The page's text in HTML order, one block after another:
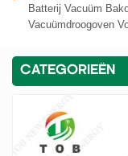
Batterij Vacuüm
Vacuümdroogoven
CATEGORIEËN